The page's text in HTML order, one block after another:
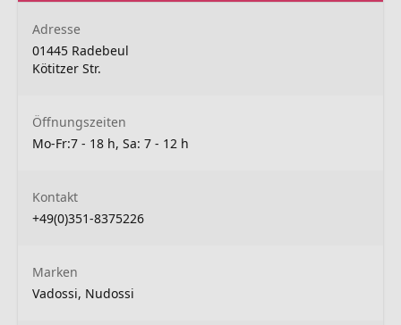
Adresse
01445 Radebeul
Kötitzer Str.
Öffnungszeiten
Mo-Fr:7 - 18 h, Sa: 7 - 12 h
Kontakt
+49(0)351-8375226
Marken
Vadossi, Nudossi